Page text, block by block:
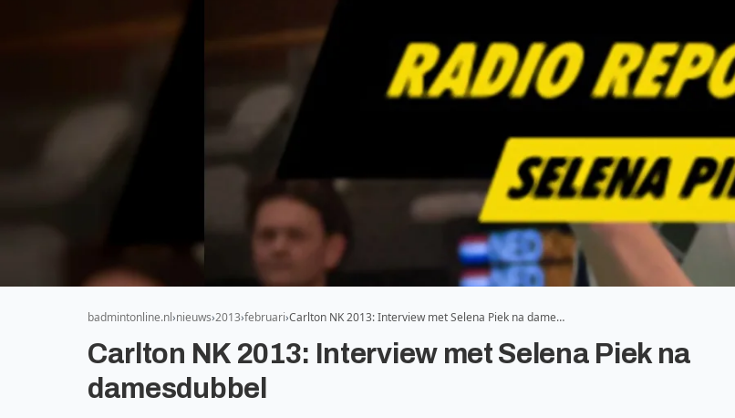
badmintonline.nl nieuws 2013 februari Carlton NK 2013: Interview met Selena Piek na dame…
Carlton NK 2013: Interview met Selena Piek na
damesdubbel